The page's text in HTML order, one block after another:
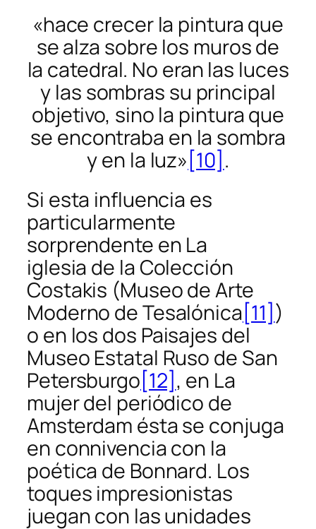
«hace crecer la pintura que
se alza sobre los muros de
la catedral. No eran las luces
y las sombras su principal
objetivo, sino la pintura que
se encontraba en la sombra
y en la luz» [10] .
Si esta influencia es
particularmente
sorprendente en La
iglesia de la Colección
Costakis (Museo de Arte
Moderno de Tesalónica[11])
o en los dos Paisajes del
Museo Estatal Ruso de San
Petersburgo[12], en La
mujer del periódico de
Amsterdam ésta se conjuga
en connivencia con la
poética de Bonnard. Los
toques impresionistas
juegan con las unidades